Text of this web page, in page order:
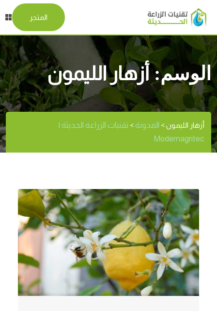
المتجر
الوسم:أزهار الليمون
أزهار الليمون> المدونة> تقنيات الزراعة الحديثة |
Modernagritec